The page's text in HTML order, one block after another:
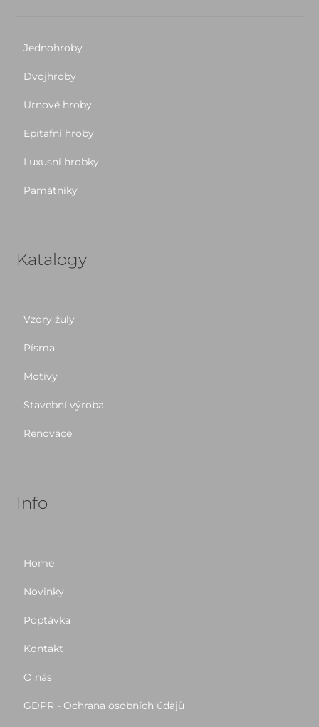
Jednohroby
Dvojhroby
Urnové hroby
Epitafní hroby
Luxusní hrobky
Památníky
Katalogy
Vzory žuly
Písma
Motivy
Stavební výroba
Renovace
Info
Home
Novinky
Poptávka
Kontakt
O nás
GDPR - Ochrana osobních údajů